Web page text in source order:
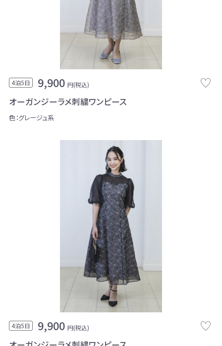
4泊5日 9,900 円(税込)
オーガンジーラメ刺繍ワンピース
色：グレージュ系
4泊5日 9,900 円(税込)